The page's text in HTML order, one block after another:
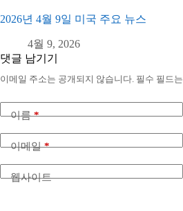
2026년 4월 9일 미국 주요 뉴스
4월 9, 2026
댓글 남기기
이메일 주소는 공개되지 않습니다. 필수 필드는
이름*
이메일*
웹사이트